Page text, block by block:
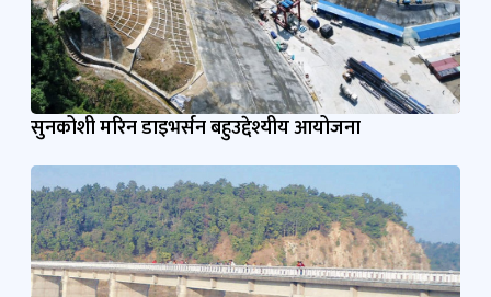
सुनकोशी मरिन डाइभर्सन बहुउद्देश्यीय आयोजना